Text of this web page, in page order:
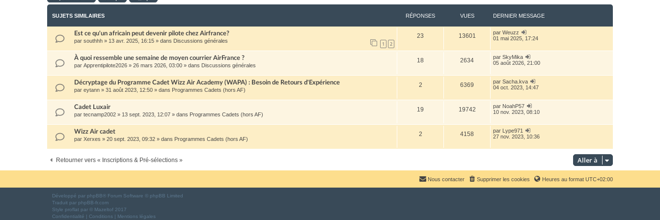
SUJETS SIMILAIRES RÉPONSES VUES DERNIER MESSAGE
Est ce qu'un africain peut devenir pilote chez Airfrance?
par southhh » 13 avr. 2025, 16:15 » dans Discussions générales 1 2
23 13601 par Weuzz
01 mai 2025, 17:24
À quoi ressemble une semaine de moyen courrier AirFrance ?
par Apprentipilote2026 » 26 mars 2026, 03:00 » dans Discussions générales
18 2634 par SkyMika
05 août 2026, 21:00
Décryptage du Programme Cadet Wizz Air Academy (WAPA) : Besoin de Retours d'Expérience
par eytann » 31 août 2023, 12:50 » dans Programmes Cadets (hors AF)
2 6369 par Sacha.kva
04 oct. 2023, 14:47
Cadet Luxair
par tecnamp2002 » 13 sept. 2023, 12:07 » dans Programmes Cadets (hors AF)
19 19742 par NoahP57
10 nov. 2023, 08:10
Wizz Air cadet
par Xerxes » 20 sept. 2023, 09:32 » dans Programmes Cadets (hors AF)
2 4158 par Lype971
27 nov. 2023, 10:36
Retourner vers « Inscriptions & Pré-sélections » Aller à
Heures au format UTC+02:00
Supprimer les cookies
Nous contacter
Développé par phpBB® Forum Software © phpBB Limited
Traduit par phpBB-fr.com
Style proflat par © Mazeltof 2017
Confidentialité | Conditions | Mentions légales